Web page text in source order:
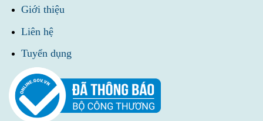
Giới thiệu
Liên hệ
Tuyển dụng